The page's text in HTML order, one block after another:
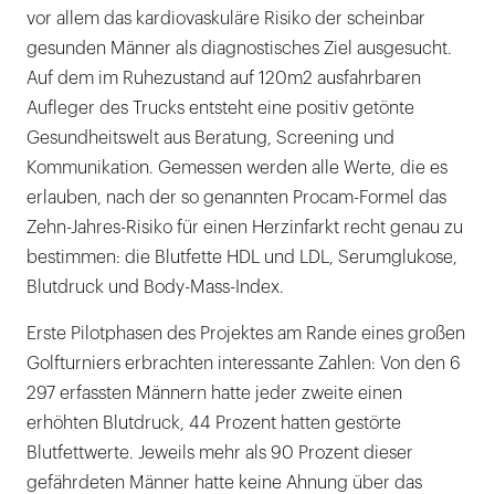
vor allem das kardiovaskuläre Risiko der scheinbar
gesunden Männer als diagnostisches Ziel ausgesucht.
Auf dem im Ruhezustand auf 120m2 ausfahrbaren
Aufleger des Trucks entsteht eine positiv getönte
Gesundheitswelt aus Beratung, Screening und
Kommunikation. Gemessen werden alle Werte, die es
erlauben, nach der so genannten Procam-Formel das
Zehn-Jahres-Risiko für einen Herzinfarkt recht genau zu
bestimmen: die Blutfette HDL und LDL, Serumglukose,
Blutdruck und Body-Mass-Index.
Erste Pilotphasen des Projektes am Rande eines großen
Golfturniers erbrachten interessante Zahlen: Von den 6
297 erfassten Männern hatte jeder zweite einen
erhöhten Blutdruck, 44 Prozent hatten gestörte
Blutfettwerte. Jeweils mehr als 90 Prozent dieser
gefährdeten Männer hatte keine Ahnung über das